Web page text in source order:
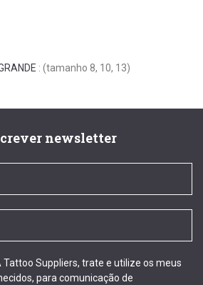
: (tamanho 8, 10, 13)
newsletter
Tattoo Suppliers, trate e utilize os meus
para comunicação de